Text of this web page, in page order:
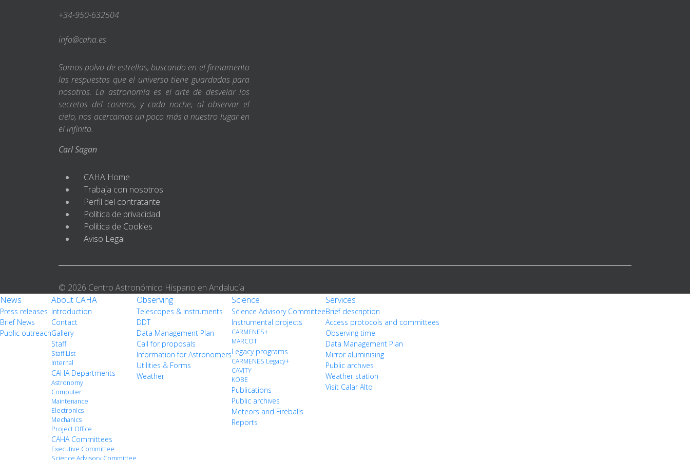
+34-950-632504
info@caha.es
Somos polvo de estrellas, buscando en el firmamento
las respuestas que el universo tiene guardadas para
nosotros. La astronomía es el arte de desvelar los
secretos del cosmos, y cada noche, al observar el
cielo, nos acercamos un poco más a nuestro lugar en
el infinito.
Carl Sagan
CAHA Home
Trabaja con nosotros
Perfil del contratante
Política de privacidad
Política de Cookies
Aviso Legal
© 2026 Centro Astronómico Hispano en Andalucía
News
Press releases
Brief News
Public outreach
About CAHA
Introduction
Contact
Gallery
Staff
Staff List
Internal
CAHA Departments
Astronomy
Computer
Maintenance
Electronics
Mechanics
Project Office
CAHA Committees
Executive Committee
Science Advisory Committee
Observing
Telescopes & Instruments
DDT
Data Management Plan
Call for proposals
Information for Astronomers
Utilities & Forms
Weather
Science
Science Advisory Committee
Instrumental projects
CARMENES+
MARCOT
Legacy programs
CARMENES Legacy+
CAVITY
KOBE
Publications
Public archives
Meteors and Fireballs
Reports
Services
Brief description
Access protocols and committees
Observing time
Data Management Plan
Mirror aluminising
Public archives
Weather station
Visit Calar Alto